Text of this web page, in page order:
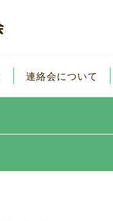
連絡会について